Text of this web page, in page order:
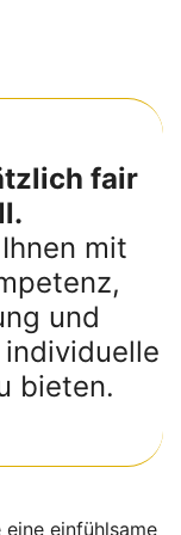
fair
mit
und
bieten.
einfühlsame